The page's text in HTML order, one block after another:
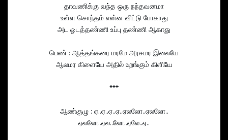
தாவணிக்கு வந்த ஒரு நந்தவனமா
உள்ள சொந்தம் என்ன விட்டு போகாது
அட ஓடத்தண்ணி உப்பு தண்ணி ஆகாது
பெண் : ஆத்தங்கரை மரமே அரசமர இலையே
ஆலமர கிளையே அதில் உறங்கும் கிளியே
***
ஆண்குழு : ஏ..ஏ..ஏ..ஏ..ஏலலோ..ஏலலோ..
ஏலலோ..ஏல..லோ..ஏலே..ஏ..